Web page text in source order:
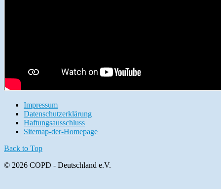
Impressum
Datenschutzerklärung
Haftungsausschluss
Sitemap-der-Homepage
Back to Top
© 2026 COPD - Deutschland e.V.